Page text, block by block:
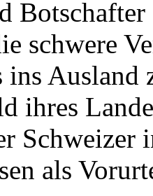
schwere
ins Ausland
ihres
Schweizer
als